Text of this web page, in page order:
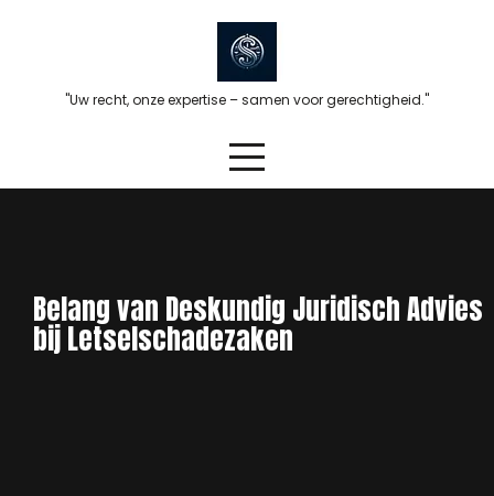
"Uw recht, onze expertise – samen voor gerechtigheid."
Belang van Deskundig Juridisch Advies
bij Letselschadezaken